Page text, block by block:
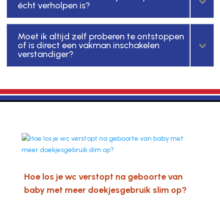
écht verholpen is?
Moet ik altijd zelf proberen te ontstoppen
of is direct een vakman inschakelen
verstandiger?
Hoe los je wc verstopt na geboorte van
baby met meer doekjesgebruik slim op?